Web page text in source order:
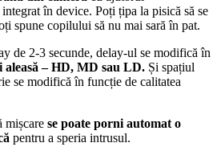
în device. Poți țipa la pisică să se
spune copilului să nu mai sară în pat.
de 2-3 secunde, delay-ul se modifică în
aleasă – HD, MD sau LD. Și spațiul
se modifică în funcție de calitatea
mișcare se poate porni automat o
pentru a speria intrusul.